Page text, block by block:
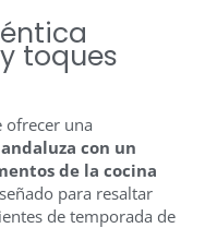
toques
ofrecer una
con un
de la cocina
para resaltar
de temporada de